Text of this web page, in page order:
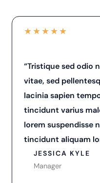
★★★★★
“Tristique sed odio
vitae, sed
lacinia sapien
tincidunt varius
lorem suspendisse
tincidunt aliquam
JESSICA KYLE
Manager